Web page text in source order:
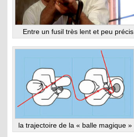
Entre un fusil très lent et peu précis
la trajectoire de la « balle magique »